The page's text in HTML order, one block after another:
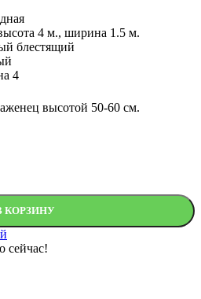
4 м., ширина 1.5 м.
блестящий
4
высотой 50-60 см.
Мартин 'Martin'
КОРЗИНУ
сейчас!